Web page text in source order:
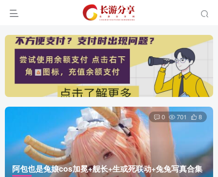
阿包也是兔娘cos加冕+舰长+生或死联动+兔兔写真合集
0 701 8